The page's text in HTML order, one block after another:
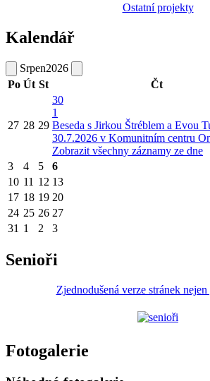
Ostatní projekty
Kalendář
Srpen2026
Po Út St Čt
27 28 29
30
1
Beseda s Jirkou Štréblem a Evou
30.7.2026 v Komunitním centru
Zobrazit všechny záznamy ze dne
3 4 5 6
10 11 12 13
17 18 19 20
24 25 26 27
31 1 2 3
Senioři
Zjednodušená verze stránek
Fotogalerie